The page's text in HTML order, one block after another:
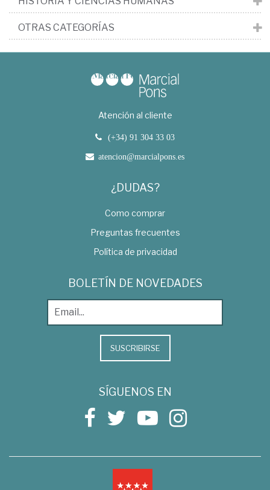
OTRAS CATEGORÍAS
Atención al cliente
(+34) 91 304 33 03
atencion@marcialpons.es
¿DUDAS?
Como comprar
Preguntas frecuentes
Política de privacidad
BOLETÍN DE NOVEDADES
SUSCRIBIRSE
SÍGUENOS EN